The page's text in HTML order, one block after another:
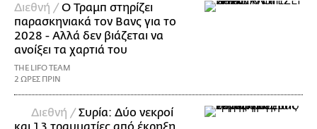
Διεθνή /Ο Τραμπ στηρίζει
παρασκηνιακά τον Βανς για το
2028 - Αλλά δεν βιάζεται να
ανοίξει τα χαρτιά του
THE LIFO TEAM
2 ΩΡΕΣ ΠΡΙΝ
Διεθνή /Συρία: Δύο νεκροί